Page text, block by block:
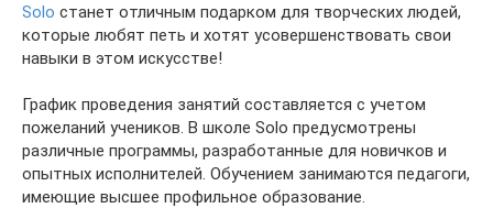
Solo станет отличным подарком для творческих людей,
которые любят петь и хотят усовершенствовать свои
навыки в этом искусстве!
График проведения занятий составляется с учетом
пожеланий учеников. В школе Solo предусмотрены
различные программы, разработанные для новичков и
опытных исполнителей. Обучением занимаются педагоги,
имеющие высшее профильное образование.